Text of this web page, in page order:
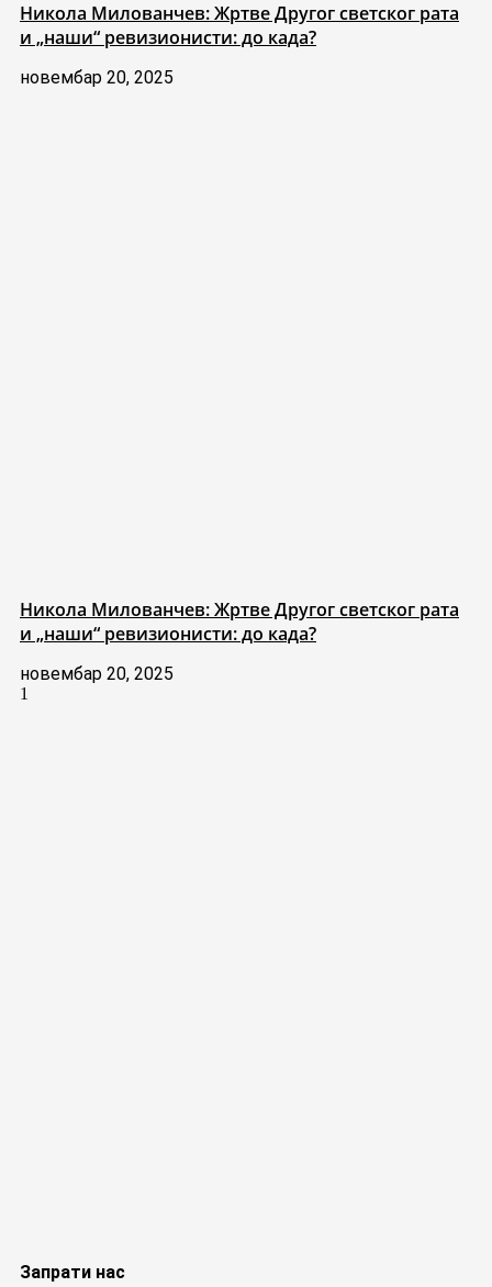
Никола Милованчев: Жртве Другог светског рата
и „наши“ ревизионисти: до када?
новембар 20, 2025
Никола Милованчев: Жртве Другог светског рата
и „наши“ ревизионисти: до када?
новембар 20, 2025
Запрати нас